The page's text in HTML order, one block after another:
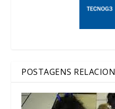
POSTAGENS